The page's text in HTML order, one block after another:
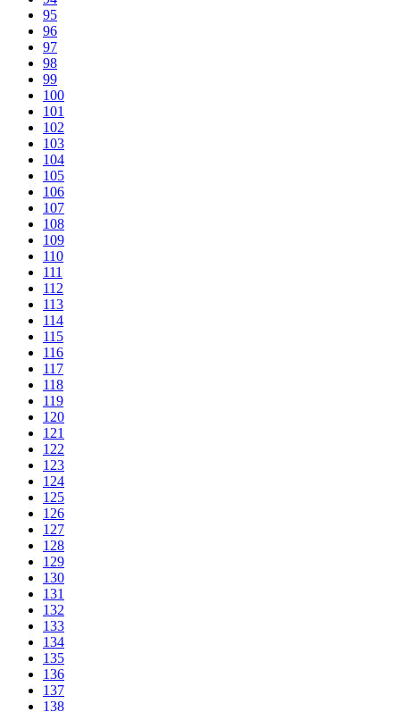
95
96
97
98
99
100
101
102
103
104
105
106
107
108
109
110
111
112
113
114
115
116
117
118
119
120
121
122
123
124
125
126
127
128
129
130
131
132
133
134
135
136
137
138